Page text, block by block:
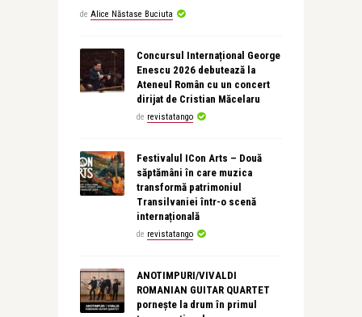
de Alice Năstase Buciuta
Concursul Internațional George
Enescu 2026 debutează la
Ateneul Român cu un concert
dirijat de Cristian Măcelaru
de revistatango
Festivalul ICon Arts – Două
săptămâni în care muzica
transformă patrimoniul
Transilvaniei într-o scenă
internațională
de revistatango
ANOTIMPURI/VIVALDI
ROMANIAN GUITAR QUARTET
pornește la drum în primul